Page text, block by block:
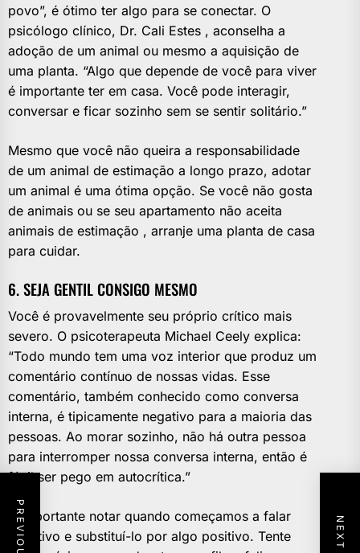
povo”, é ótimo ter algo para se conectar. O
psicólogo clínico, Dr. Cali Estes , aconselha a
adoção de um animal ou mesmo a aquisição de
uma planta. “Algo que depende de você para viver
é importante ter em casa. Você pode interagir,
conversar e ficar sozinho sem se sentir solitário.”
Mesmo que você não queira a responsabilidade
de um animal de estimação a longo prazo, adotar
um animal é uma ótima opção. Se você não gosta
de animais ou se seu apartamento não aceita
animais de estimação , arranje uma planta de casa
para cuidar.
6. SEJA GENTIL CONSIGO MESMO
Você é provavelmente seu próprio crítico mais
severo. O psicoterapeuta Michael Ceely explica:
“Todo mundo tem uma voz interior que produz um
comentário contínuo de nossas vidas. Esse
comentário, também conhecido como conversa
interna, é tipicamente negativo para a maioria das
pessoas. Ao morar sozinho, não há outra pessoa
para interromper nossa conversa interna, então é
fácil ser pego em autocrítica.”
É importante notar quando começamos a falar
negativo e substituí-lo por algo positivo. Tente